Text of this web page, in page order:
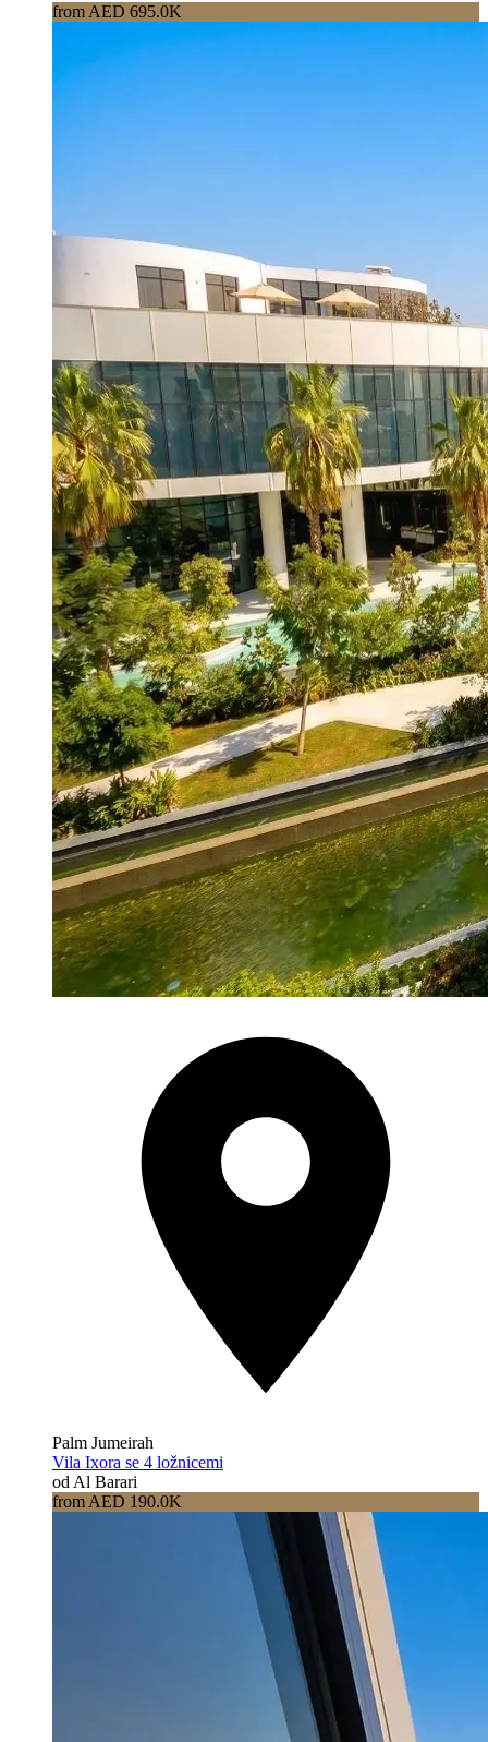
from AED 695.0K
Palm Jumeirah
Vila Ixora se 4 ložnicemi
od Al Barari
from AED 190.0K